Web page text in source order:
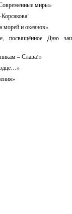
миры»
морей и океанов»
посвящённое Дню
– Слава!»